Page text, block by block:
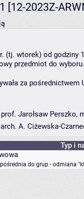
[12-2023Z-
(tj. wtorek) od godziny
przedmiot do wyboru.
za pośrednictwem
Jarołsaw Perszko,
A. Ciżewska-
Typ i
do grup - odmiana